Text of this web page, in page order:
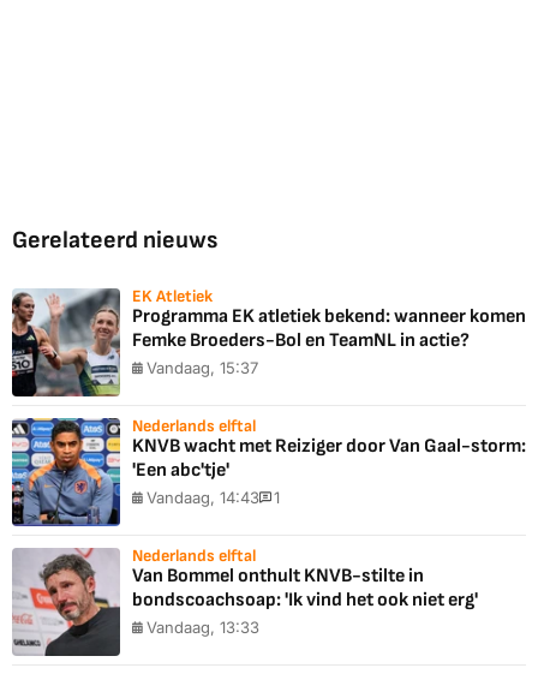
Gerelateerd nieuws
EK Atletiek
Programma EK atletiek bekend: wanneer komen
Femke Broeders-Bol en TeamNL in actie?
Vandaag, 15:37
Nederlands elftal
KNVB wacht met Reiziger door Van Gaal-storm:
'Een abc'tje'
Vandaag, 14:43 1
Nederlands elftal
Van Bommel onthult KNVB-stilte in
bondscoachsoap: 'Ik vind het ook niet erg'
Vandaag, 13:33